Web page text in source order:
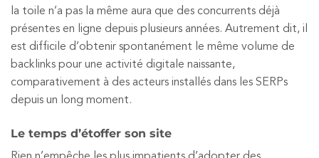
la toile n’a pas la même aura que des concurrents déjà
présentes en ligne depuis plusieurs années. Autrement dit, il
est difficile d’obtenir spontanément le même volume de
backlinks pour une activité digitale naissante,
comparativement à des acteurs installés dans les SERPs
depuis un long moment.
Le temps d’étoffer son site